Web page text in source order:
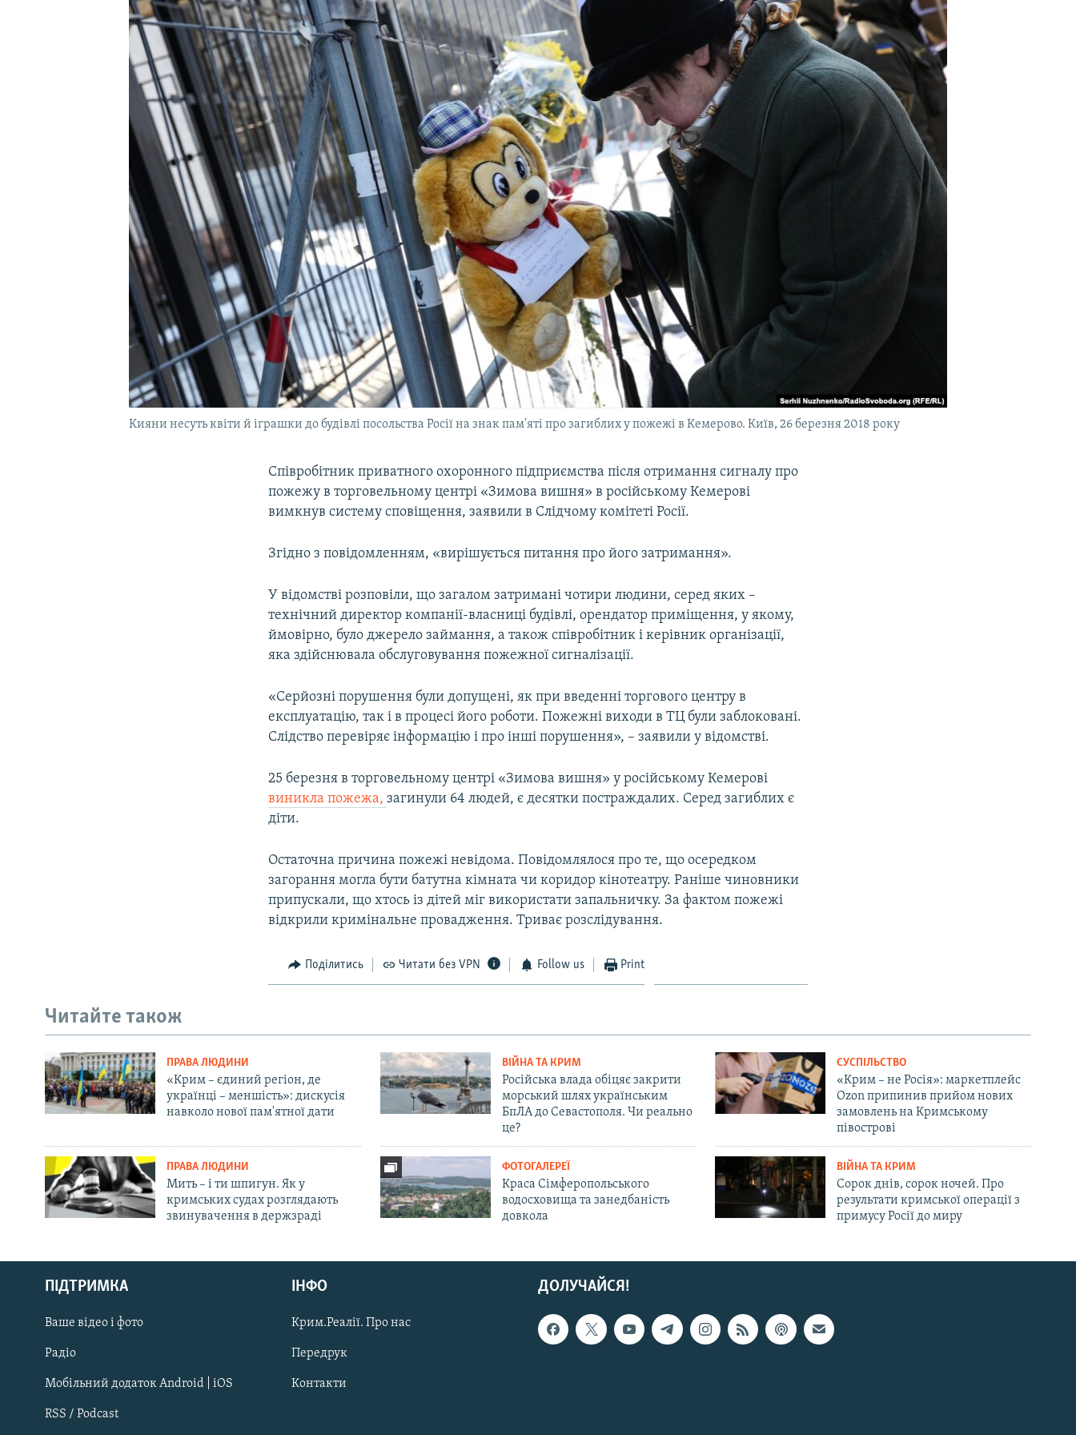
УКРАЇНСЬКА ПРОБЛЕМА КРИМУ
Русский
Qırımtatar
ДОЛУЧАЙСЯ!
Кияни несуть квіти й іграшки до будівлі посольства Росії на знак пам'яті про загиблих у пожежі в Кемерово. Київ, 26 березня 2018 року
Співробітник приватного охоронного підприємства після отримання сигналу про
пожежу в торговельному центрі «Зимова вишня» в російському Кемерові
вимкнув систему сповіщення, заявили в Слідчому комітеті Росії.
Згідно з повідомленням, «вирішується питання про його затримання».
У відомстві розповіли, що загалом затримані чотири людини, серед яких –
технічний директор компанії-власниці будівлі, орендатор приміщення, у якому,
ймовірно, було джерело займання, а також співробітник і керівник організації,
яка здійснювала обслуговування пожежної сигналізації.
«Серйозні порушення були допущені, як при введенні торгового центру в
експлуатацію, так і в процесі його роботи. Пожежні виходи в ТЦ були заблоковані.
Слідство перевіряє інформацію і про інші порушення», – заявили у відомстві.
25 березня в торговельному центрі «Зимова вишня» у російському Кемерові
виникла пожежа,загинули 64 людей, є десятки постраждалих. Серед загиблих є
діти.
Остаточна причина пожежі невідома. Повідомлялося про те, що осередком
загорання могла бути батутна кімната чи коридор кінотеатру. Раніше чиновники
припускали, що хтось із дітей міг використати запальничку. За фактом пожежі
відкрили кримінальне провадження. Триває розслідування.
Поділитись Читати без VPN Follow us Print
Читайте також
ПРАВА ЛЮДИНИ
«Крим – єдиний регіон, де
українці – меншість»: дискусія
навколо нової пам'ятної дати
ВІЙНА ТА КРИМ
Російська влада обіцяє закрити
морський шлях українським
БпЛА до Севастополя. Чи реально
це?
СУСПІЛЬСТВО
«Крим – не Росія»: маркетплейс
Ozon припинив прийом нових
замовлень на Кримському
півострові
ПРАВА ЛЮДИНИ
Мить – і ти шпигун. Як у
кримських судах розглядають
звинувачення в держзраді
ФОТОГАЛЕРЕЇ
Краса Сімферопольського
водосховища та занедбаність
довкола
ВІЙНА ТА КРИМ
Сорок днів, сорок ночей. Про
результати кримської операції з
примусу Росії до миру
ДОЛУЧАЙСЯ!
ПІДТРИМКА
Ваше відео і фото
Радіо
Мобільний додаток Android | iOS
RSS / Podcast
ІНФО
Крим.Реалії. Про нас
Передрук
Контакти